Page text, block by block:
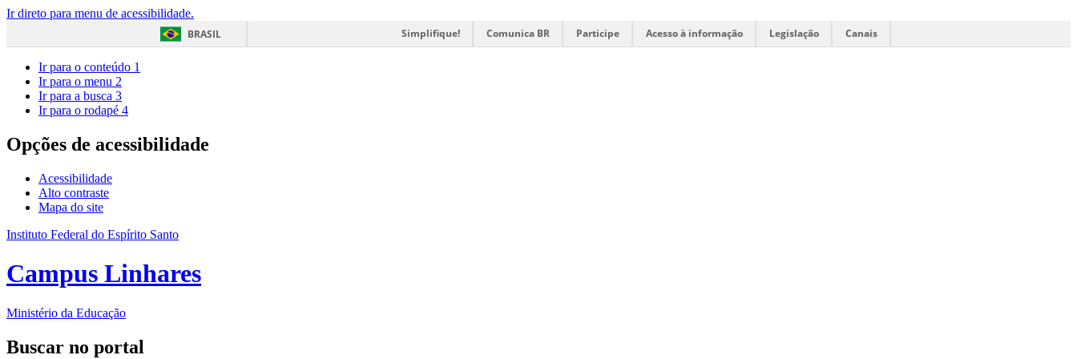
Ir direto para menu de acessibilidade.
BRASIL
Simplifique! Comunica BR Participe Acesso à informação Legislação Canais
Ir para o conteúdo 1
Ir para o menu 2
Ir para a busca 3
Ir para o rodapé 4
Opções de acessibilidade
Acessibilidade
Alto contraste
Mapa do site
Instituto Federal do Espírito Santo
Campus Linhares
Ministério da Educação
Buscar no portal